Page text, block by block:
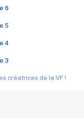
6
5
4
3
créatrices de la VF !